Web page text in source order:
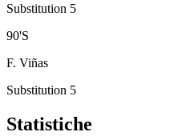
Substitution 5
90'S
F. Viñas
Substitution 5
Statistiche